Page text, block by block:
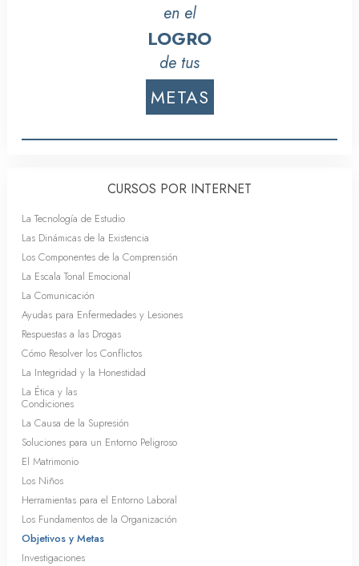
en el
LOGRO
de tus
METAS
CURSOS POR INTERNET
La Tecnología de Estudio
Las Dinámicas de la Existencia
Los Componentes de la Comprensión
La Escala Tonal Emocional
La Comunicación
Ayudas para Enfermedades y Lesiones
Respuestas a las Drogas
Cómo Resolver los Conflictos
La Integridad y la Honestidad
La Ética y las
Condiciones
La Causa de la Supresión
Soluciones para un Entorno Peligroso
El Matrimonio
Los Niños
Herramientas para el Entorno Laboral
Los Fundamentos de la Organización
Objetivos y Metas
Investigaciones